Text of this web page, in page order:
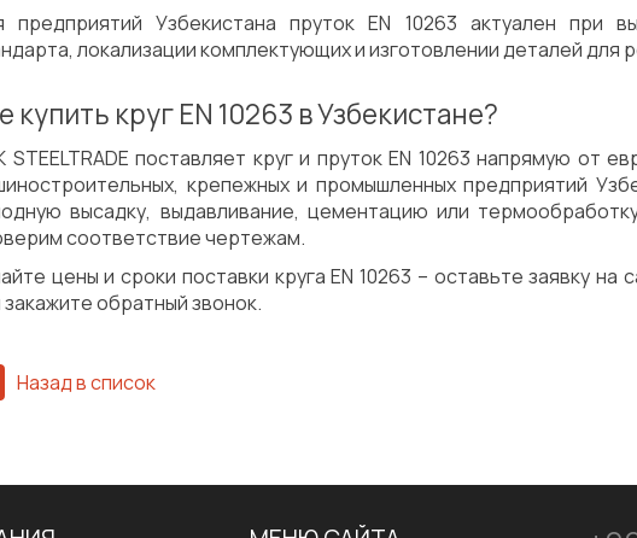
предприятий Узбекистана пруток EN 10263 актуален при
локализации комплектующих и изготовлении деталей для
купить круг EN 10263 в Узбекистане?
STEELTRADE поставляет круг и пруток EN 10263 напрямую от
крепежных и промышленных предприятий
высадку, выдавливание, цементацию или
соответствие чертежам.
цены и сроки поставки круга EN 10263 – оставьте заявку
закажите обратный звонок.
Назад в список